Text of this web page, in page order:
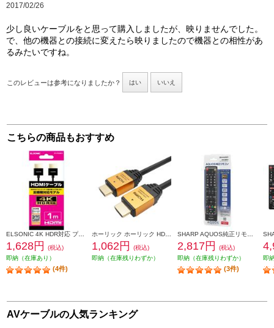
2017/02/26
少し良いケーブルをと思って購入しましたが、映りませんでした。
で、他の機器との接続に変えたら映りましたので機器との相性があ
るみたいですね。
このレビューは参考になりましたか？ はい いいえ
こちらの商品もおすすめ
ELSONIC 4K HDR対応 プレミアムHDMIケーブル 1m EPPHDMI10
1,628円
(税込)
即納（在庫あり）
(4件)
1,062円
(税込)
即納（在庫残りわずか）
2,817円
(税込)
即納（在庫残りわずか）
(3件)
即
AVケーブルの人気ランキング